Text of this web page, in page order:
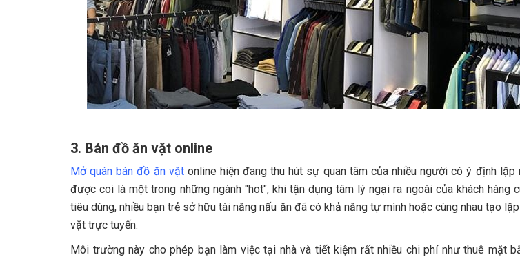
3. Bán đồ ăn vặt online
Mở quán bán đồ ăn vặtonline hiện đang thu hút sự quan tâm của nhiều người có ý định
được coi là một trong những ngành "hot", khi tận dụng tâm lý ngại ra ngoài của khách hàng
tiêu dùng, nhiều bạn trẻ sở hữu tài năng nấu ăn đã có khả năng tự mình hoặc cùng nhau tạo
vặt trực tuyến.
Môi trường này cho phép bạn làm việc tại nhà và tiết kiệm rất nhiều chi phí như thuê mặt